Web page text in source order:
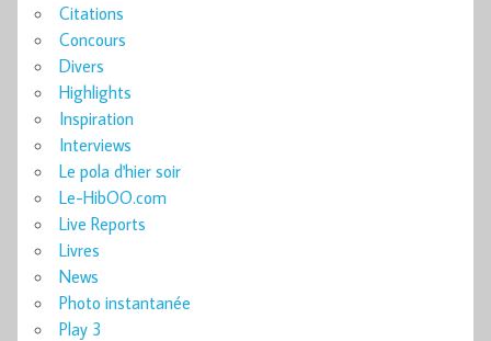
Citations
Concours
Divers
Highlights
Inspiration
Interviews
Le pola d'hier soir
Le-HibOO.com
Live Reports
Livres
News
Photo instantanée
Play 3